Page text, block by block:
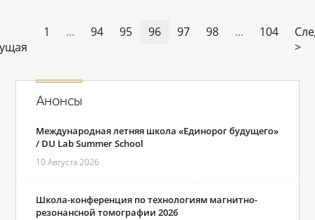
1 ... 94 95 96 97 98 ... 104
>
Анонсы
Международная летняя школа «Единорог будущего»
/ DU Lab Summer School
10 Августа 2026
Школа-конференция по технологиям магнитно-
резонансной томографии 2026